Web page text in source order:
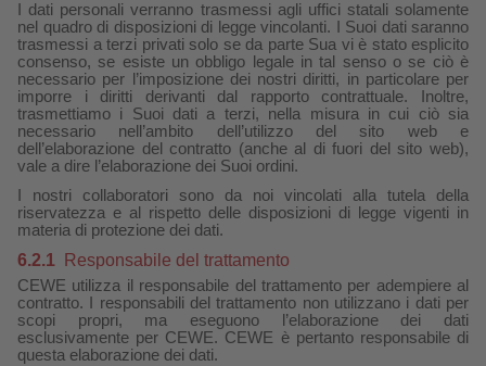
I dati personali verranno trasmessi agli uffici statali solamente
nel quadro di disposizioni di legge vincolanti. I Suoi dati saranno
trasmessi a terzi privati solo se da parte Sua vi è stato esplicito
consenso, se esiste un obbligo legale in tal senso o se ciò è
necessario per l’imposizione dei nostri diritti, in particolare per
imporre i diritti derivanti dal rapporto contrattuale. Inoltre,
trasmettiamo i Suoi dati a terzi, nella misura in cui ciò sia
necessario nell’ambito dell’utilizzo del sito web e
dell’elaborazione del contratto (anche al di fuori del sito web),
vale a dire l’elaborazione dei Suoi ordini.
I nostri collaboratori sono da noi vincolati alla tutela della
riservatezza e al rispetto delle disposizioni di legge vigenti in
materia di protezione dei dati.
6.2.1 Responsabile del trattamento
CEWE utilizza il responsabile del trattamento per adempiere al
contratto. I responsabili del trattamento non utilizzano i dati per
scopi propri, ma eseguono l’elaborazione dei dati
esclusivamente per CEWE. CEWE è pertanto responsabile di
questa elaborazione dei dati.